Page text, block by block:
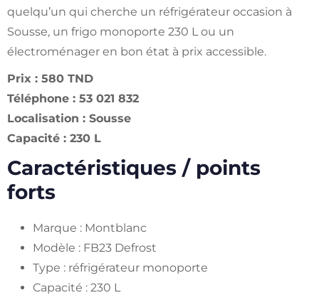
quelqu’un qui cherche un réfrigérateur occasion à
Sousse, un frigo monoporte 230 L ou un
électroménager en bon état à prix accessible.
Prix : 580 TND
Téléphone : 53 021 832
Localisation : Sousse
Capacité : 230 L
Caractéristiques / points
forts
Marque : Montblanc
Modèle : FB23 Defrost
Type : réfrigérateur monoporte
Capacité : 230 L